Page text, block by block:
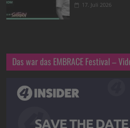
17. Juli 2026
Das war das EMBRACE Festival –